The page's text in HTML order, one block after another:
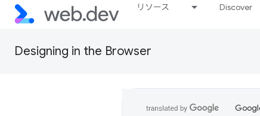
リソース Discover
Designing in the Browser